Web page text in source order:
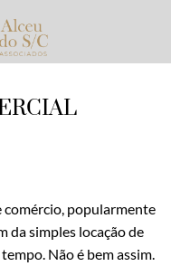
comércio, popularmente
da simples locação de
Não é bem assim.